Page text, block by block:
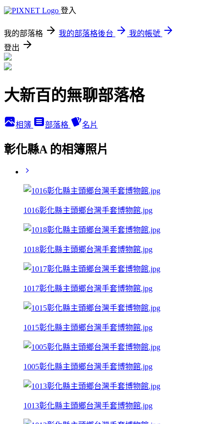
登入
我的部落格 我的部落格後台
我的帳號
登出
大新百的無聊部落格
相簿 部落格 名片
彰化縣A 的相簿照片
1016彰化縣主頭鄉台灣手套博物館.jpg
1018彰化縣主頭鄉台灣手套博物館.jpg
1017彰化縣主頭鄉台灣手套博物館.jpg
1015彰化縣主頭鄉台灣手套博物館.jpg
1005彰化縣主頭鄉台灣手套博物館.jpg
1013彰化縣主頭鄉台灣手套博物館.jpg